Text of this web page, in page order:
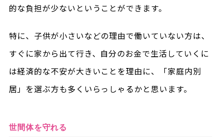
的な負担が少ないということができます。
特に、子供が小さいなどの理由で働いていない方は、
すぐに家から出て行き、自分のお金で生活していくに
は経済的な不安が大きいことを理由に、「家庭内別
居」を選ぶ方も多くいらっしゃるかと思います。
世間体を守れる